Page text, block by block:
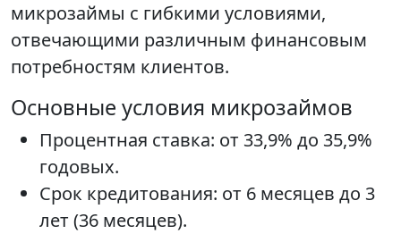
микрозаймы с гибкими условиями,
отвечающими различным финансовым
потребностям клиентов.
Основные условия микрозаймов
Процентная ставка: от 33,9% до 35,9%
годовых.
Срок кредитования: от 6 месяцев до 3
лет (36 месяцев).